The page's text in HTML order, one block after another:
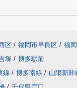
区 / 福岡市早良区 / 福
塚 / 博多駅前
線 / 博多南線 / 山陽新幹